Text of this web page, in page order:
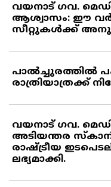
വയനാട് ഗവ.
ആശ്വാസം: ഈ
സീറ്റുകള്‍ക്ക്
പാല്‍ച്ചുരത്തില്‍
രാത്രിയാത്രക്ക്
വയനാട് ഗവ.
അടിയന്തര
രാഷ്ട്രീയ
ലഭ്യമാക്കി.